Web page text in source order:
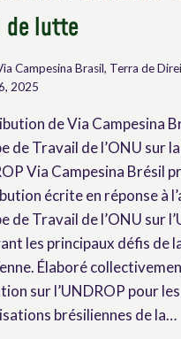
lutte
Campesina Brasil, Terra de
2025
de Via Campesina
de Travail de l’ONU sur
Via Campesina Brésil
écrite en réponse à
de Travail de l’ONU sur
les principaux défis de
Élaboré
sur l’UNDROP pour les
brésiliennes de la…